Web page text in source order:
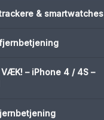
& smartwatches
VÆK! – iPhone 4 / 4S –